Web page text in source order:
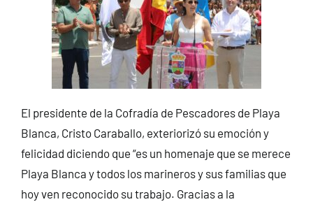
El presidente de la Cofradía de Pescadores de Playa
Blanca, Cristo Caraballo, exteriorizó su emoción y
felicidad diciendo que “es un homenaje que se merece
Playa Blanca y todos los marineros y sus familias que
hoy ven reconocido su trabajo. Gracias a la